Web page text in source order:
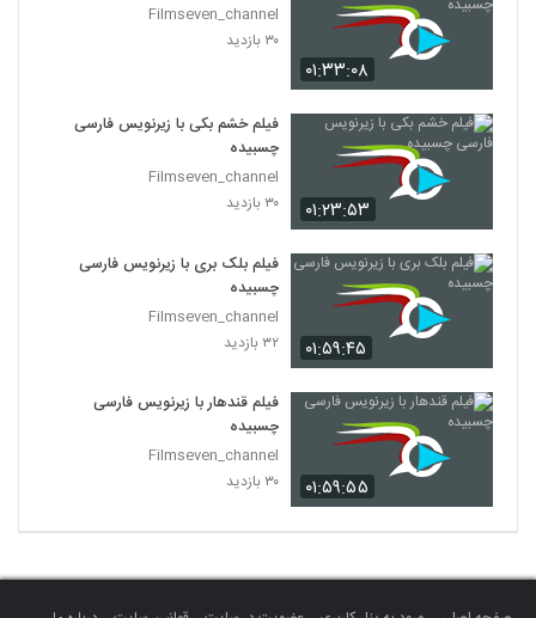
۰۱:۳۳:۰۸
Filmseven_channel
۳۰ بازدید
۰۱:۲۳:۵۳
فیلم خشم بکی با زیرنویس فارسی
چسبیده
Filmseven_channel
۳۰ بازدید
۰۱:۵۹:۴۵
فیلم بلک بری با زیرنویس فارسی
چسبیده
Filmseven_channel
۳۲ بازدید
۰۱:۵۹:۵۵
فیلم قندهار با زیرنویس فارسی
چسبیده
Filmseven_channel
۳۰ بازدید